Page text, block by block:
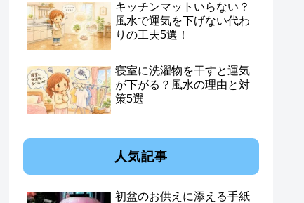
キッチンマットいらない？
風水で運気を下げない代わ
りの工夫5選！
寝室に洗濯物を干すと運気
が下がる？風水の理由と対
策5選
人気記事
初盆のお供えに添える手紙